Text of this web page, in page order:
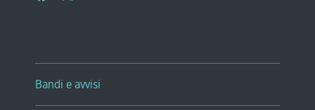
Bandi e avvisi